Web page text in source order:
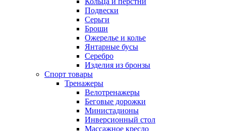
Подвески
Серьги
Броши
Ожерелье и колье
Янтарные бусы
Серебро
Изделия из бронзы
Спорт товары
Тренажеры
Велотренажеры
Беговые дорожки
Министадионы
Инверсионный стол
Массажное кресло